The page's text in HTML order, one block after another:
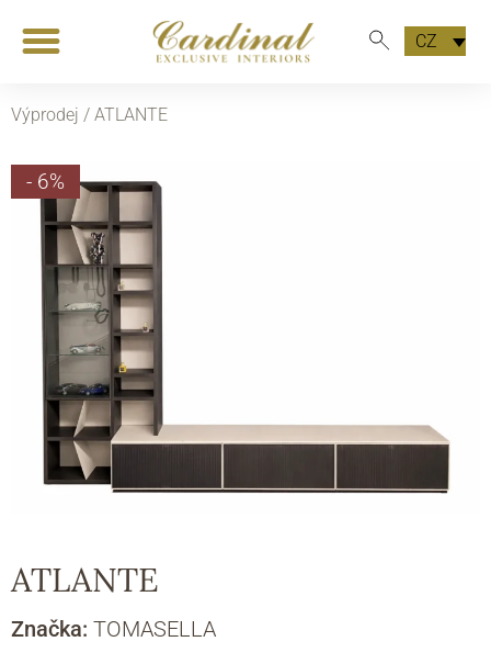
CZ
Výprodej / ATLANTE
- 6%
ATLANTE
Značka: TOMASELLA